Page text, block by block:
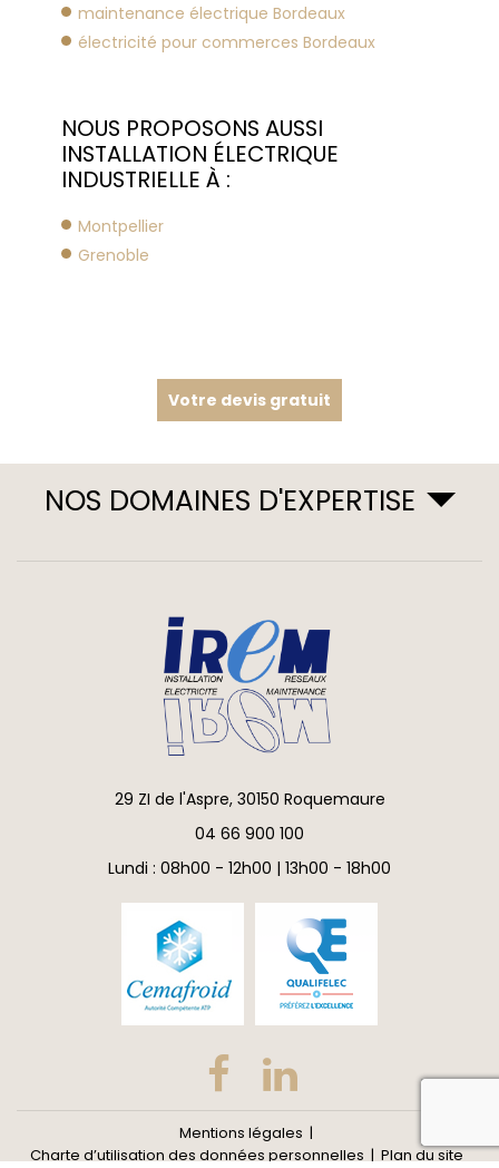
maintenance électrique Bordeaux
électricité pour commerces Bordeaux
NOUS PROPOSONS AUSSI
INSTALLATION ÉLECTRIQUE
INDUSTRIELLE À :
Montpellier
Grenoble
Votre devis gratuit
NOS DOMAINES D'EXPERTISE
29 ZI de l'Aspre, 30150 Roquemaure
04 66 900 100
Lundi : 08h00 - 12h00 | 13h00 - 18h00
Mentions légales
Charte d’utilisation des données personnelles
Plan du site